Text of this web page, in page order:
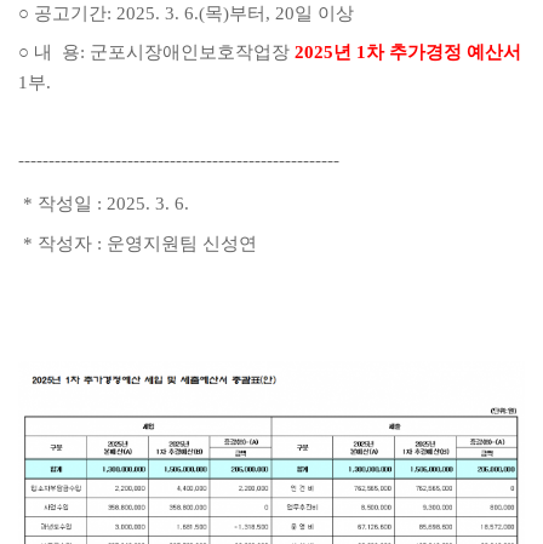
○ 공고기간: 2025. 3. 6.(목)부터, 20일 이상
○ 내 용: 군포시장애인보호작업장 2025년 1차 추가경정 예산서
1부.
-----------------------------------------------------
* 작성일 : 2025. 3. 6.
* 작성자 : 운영지원팀 신성연